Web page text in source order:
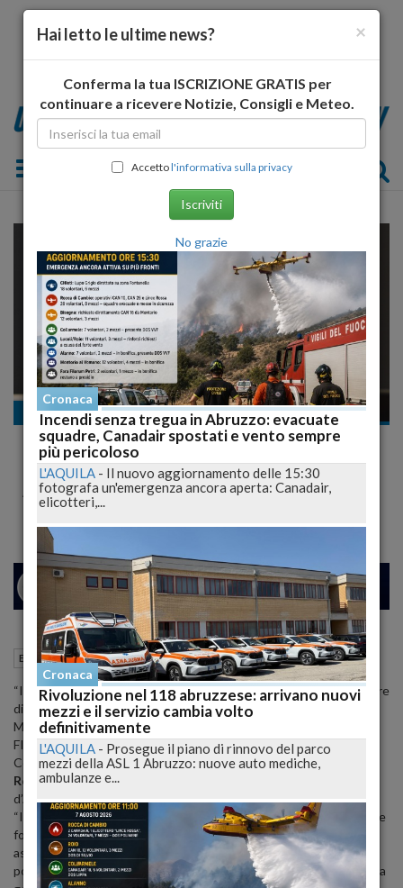
Toggle navigation
Elezioni
Tutela dei Lavoratori Enel è Fondamentale,
anzi Andrebbero Promosse Nuove
Assunzioni
MILANO 26 31
Elezioni L'Aquila (AQ) 20 Febbraio 2024 15:02
“Il prossimo 4 marzo i lavoratori Enel sciopereranno per manifestare
dissenso e preoccupazione riguardo le nuove politiche di
Management. Si tratta di un’iniziativa promossa dai sindacati
FILCTEM CGIL, FLAEI CISL e UILTEC”.
Commentando questa iniziativa dei lavoratori del comparto,
Roberto Santangelo
d’Abruzzo e Presidente del Consiglio dell’Aquila afferma:
“I lavoratori del Gruppo Enel Italia devono essere tutelati, è inoltre
fondamentale sostenere politiche mirate a promuovere nuove
assunzioni in quello che è stato uno degli asset principali nella
politica industriale italiana e che merita un rilancio. Gli effetti di una
×
Hai letto le ultime news?
Conferma la tua ISCRIZIONE GRATIS per
continuare a ricevere Notizie, Consigli e Meteo.
Accettol'informativa sulla privacy
Iscriviti
No grazie
Cronaca
Incendi senza tregua in Abruzzo: evacuate
squadre, Canadair spostati e vento sempre
più pericoloso
L'AQUILA - Il nuovo aggiornamento delle 15:30
fotografa un'emergenza ancora aperta: Canadair,
elicotteri,...
Cronaca
Rivoluzione nel 118 abruzzese: arrivano nuovi
mezzi e il servizio cambia volto
definitivamente
L'AQUILA - Prosegue il piano di rinnovo del parco
mezzi della ASL 1 Abruzzo: nuove auto mediche,
ambulanze e...